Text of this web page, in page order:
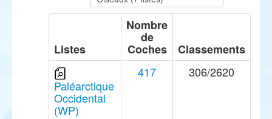
Listes
Nombre
de
Coches Classements
Paléarctique
Occidental
(WP)
417 306/2620